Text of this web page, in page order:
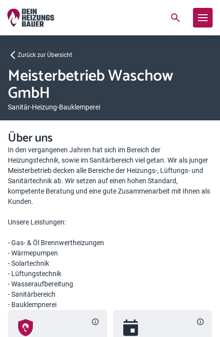
Zurück zur Übersicht
Meisterbetrieb Waschow
GmbH
Sanitär-Heizung-Bauklemperei
Über uns
In den vergangenen Jahren hat sich im Bereich der
Heizungstechnik, sowie im Sanitärbereich viel getan. Wir als junger
Meisterbetrieb decken alle Bereiche der Heizungs-, Lüftungs- und
Sanitärtechnik ab. Wir setzen auf einen hohen Standard,
kompetente Beratung und eine gute Zusammenarbeit mit Ihnen als
Kunden.
Unsere Leistungen:
- Gas- & Öl Brennwertheizungen
- Wärmepumpen
- Solartechnik
- Lüftungstechnik
- Wasseraufbereitung
- Sanitärbereich
- Bauklempnerei